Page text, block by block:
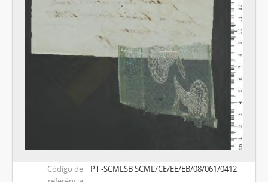
Código de
PT -SCMLSB SCML/CE/EE/EB/08/061/0412